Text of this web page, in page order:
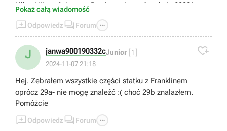
kilka, kilkanaście razy. Powinny skoczyć z około 299$/szt.
do 423$ /szt w ciągu tygodnia. Inwestycję w Debonaire
potem jeszcze powtórzysz w misji Multibójstwo. Tak więc
w1/2h pomnożyłem 41 mln$ każdej postaci do około
130mln$. A jeszcze będę robił zlecenia zabójstw dla
Lestera, które windują ceny akcji.
Pokaż całą wiadomość
Odpowiedz  Forum 
J janwa900190332cJunior 1
2024-11-07 21:18

Hej. Zebrałem wszystkie części statku z Franklinem
oprócz 29a- nie mogę znaleźć :( choć 29b znalazłem.
Pomóżcie
Odpowiedz  Forum 